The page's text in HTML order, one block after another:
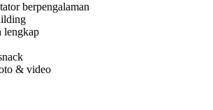
berpengalaman
lengkap
& video